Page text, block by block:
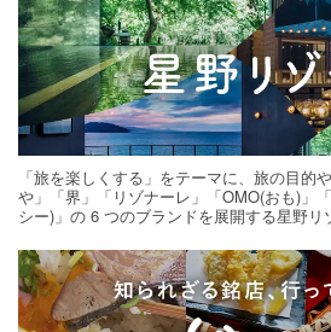
「旅を楽しくする」をテーマに、旅の目的
や」「界」「リゾナーレ」「OMO(おも)」
シー)」の 6 つのブランドを展開する星野